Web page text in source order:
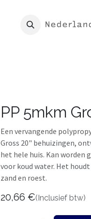
PP 5mkm
Een vervangende
Gross 20" behuizingen,
het hele huis. Kan
voor koud water. Het
zand en roest.
20,66 €(Inclusief btw)